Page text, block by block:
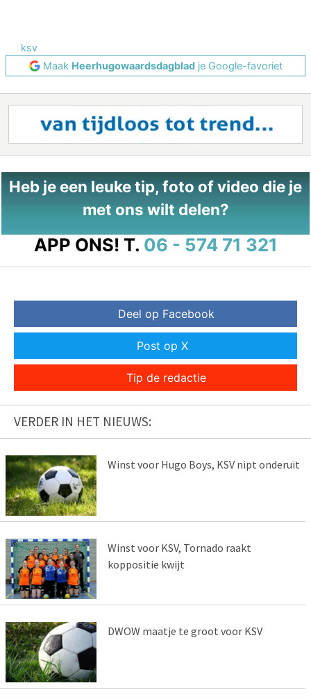
ksv
Maak Heerhugowaardsdagbladje Google-favoriet
Heb je een leuke tip, foto of video die je
met ons wilt delen?
APP ONS! T. 06 - 574 71 321
Deel op Facebook
Post op X
Tip de redactie
VERDER IN HET NIEUWS:
Winst voor Hugo Boys, KSV nipt onderuit
Winst voor KSV, Tornado raakt
koppositie kwijt
DWOW maatje te groot voor KSV